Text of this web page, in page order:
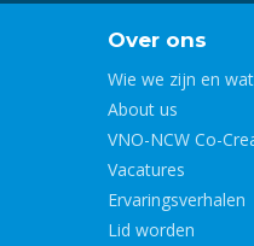
Over ons
Wie we zijn en
About us
VNO-NCW Co-
Vacatures
Ervaringsverhalen
Lid worden